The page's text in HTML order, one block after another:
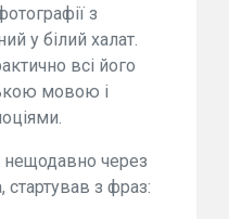
з
у білий халат.
всі його
мовою і
нещодавно через
стартував з фраз: